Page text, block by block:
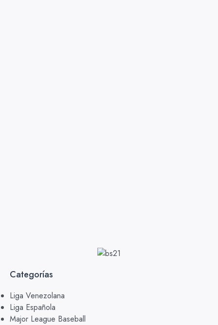
Categorías
Liga Venezolana
Liga Española
Major League Baseball